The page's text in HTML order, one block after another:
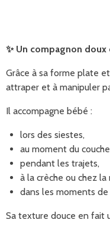
✨Un compagnon doux
Grâce à sa forme plate
attraper et à manipuler
Il accompagne bébé :
lors des siestes,
au moment du
pendant les trajets,
à la crèche ou chez la
dans les moments
Sa texture douce en fait